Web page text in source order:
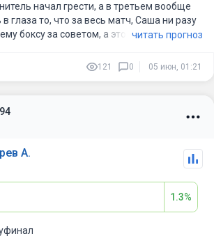
начал грести, а в третьем вообще
глаза то, что за весь матч, Саша ни разу
боксу за советом, а это означает что
игры соперника, поэтому Зверев был
что касается Меньшика, то его игру более
читать прогноз
121 0 05 июн, 01:21
А.
1.3%